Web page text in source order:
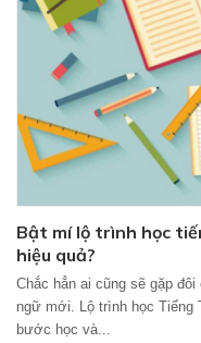
Bật mí lộ trình học
hiệu quả?
Chắc hẳn ai cũng sẽ gặp
ngữ mới. Lộ trình học Tiếng
bước học và...